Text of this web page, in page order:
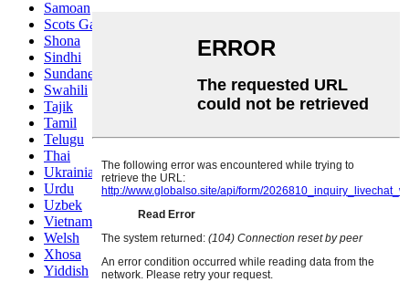
Samoan
Scots Gaelic
Shona
Sindhi
Sundanese
Swahili
Tajik
Tamil
Telugu
Thai
Ukrainian
Urdu
Uzbek
Vietnamese
Welsh
Xhosa
Yiddish